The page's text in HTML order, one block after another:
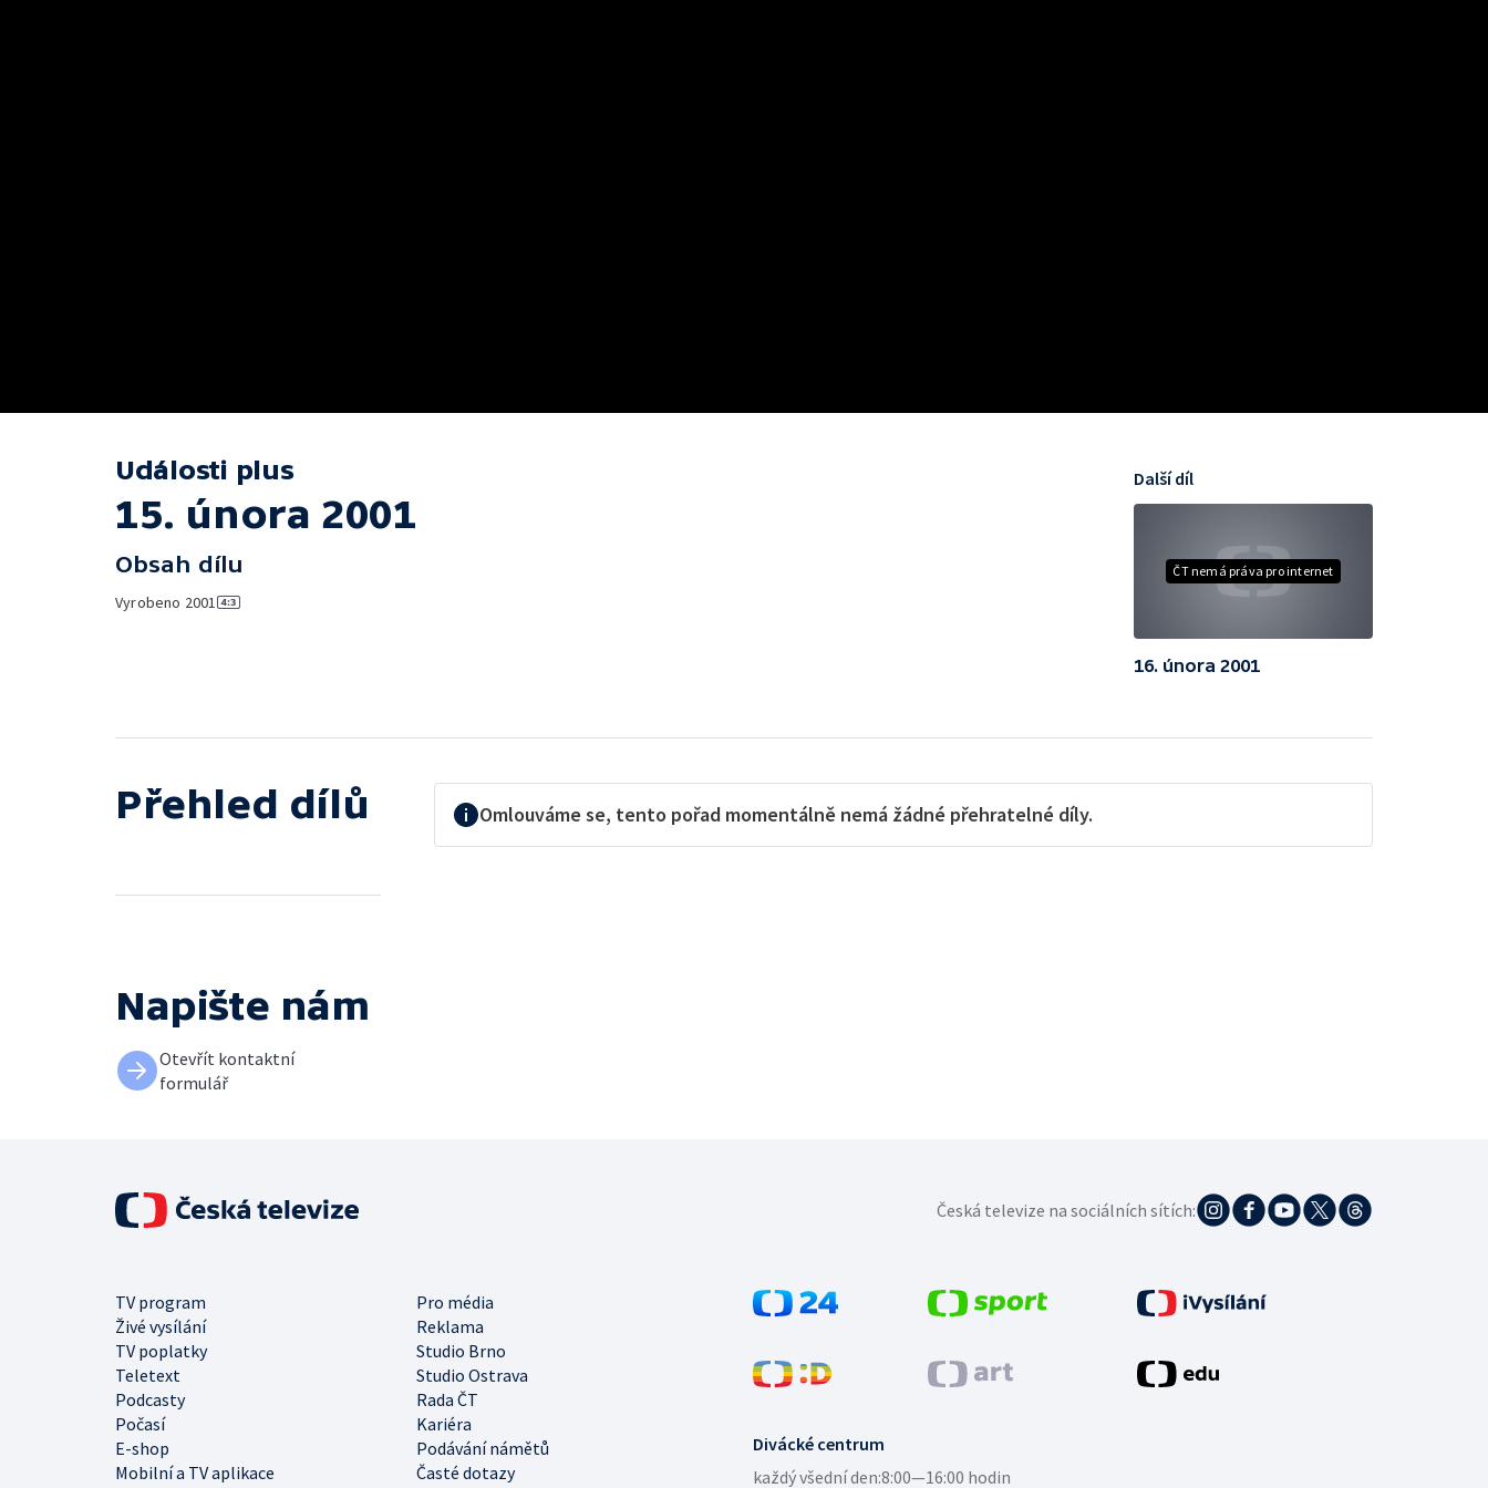
Události plus
15. února 2001
Obsah dílu
Vyrobeno 2001
ČT nemá práva pro internet
Další díl
16. února 2001
Přehled dílů Omlouváme se, tento pořad momentálně nemá žádné přehratelné díly.
Napište nám
Otevřít kontaktní
formulář
Divácké centrum
každý všední den:8:00—16:00 hodin
TV program
Pro média
Živé vysílání
Reklama
TV poplatky
Studio Brno
Teletext
Studio Ostrava
Podcasty
Rada ČT
Počasí
Kariéra
E-shop
Podávání námětů
Mobilní a TV aplikace
Časté dotazy
Česká televize na sociálních sítích: